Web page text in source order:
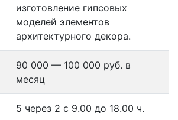
изготовление гипсовых
моделей элементов
архитектурного декора.
90 000 — 100 000 руб. в
месяц
5 через 2 с 9.00 до 18.00 ч.